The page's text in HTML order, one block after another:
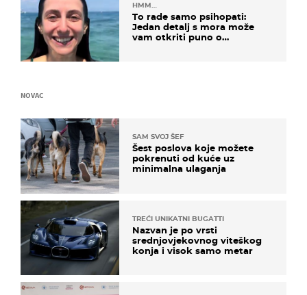
HMM…
To rade samo psihopati:
Jedan detalj s mora može
vam otkriti puno o
NOVAC
SAM SVOJ ŠEF
Šest poslova koje možete
pokrenuti od kuće uz
minimalna ulaganja
TREĆI UNIKATNI BUGATTI
Nazvan je po vrsti
srednjovjekovnog viteškog
konja i visok samo metar